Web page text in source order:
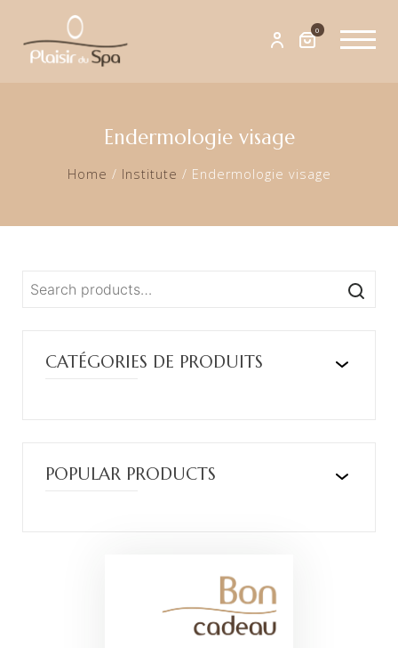
0
Endermologie visage
Home / Institute / Endermologie visage
FOR:
CATÉGORIES DE PRODUITS
POPULAR PRODUCTS